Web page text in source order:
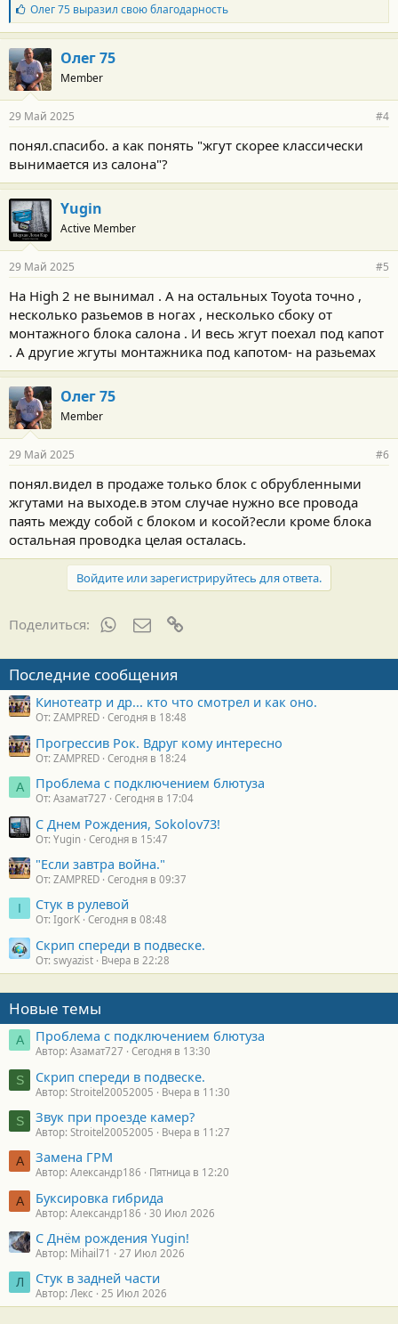
Б
л
а
г
о
д
а
н
с
т
и
:
Олег 75выразил свою благодарность
Олег 75
Member
29 Май 2025 #4
понял.спасибо. а как понять "жгут скорее классически
вынимается из салона"?
Yugin
Active Member
29 Май 2025 #5
На High 2 не вынимал . А на остальных Toyota точно ,
несколько разьемов в ногах , несколько сбоку от
монтажного блока салона . И весь жгут поехал под капот
. А другие жгуты монтажника под капотом- на разьемах
Олег 75
Member
29 Май 2025 #6
понял.видел в продаже только блок с обрубленными
жгутами на выходе.в этом случае нужно все провода
паять между собой с блоком и косой?если кроме блока
остальная проводка целая осталась.
Войдите или зарегистрируйтесь для ответа.
Поделиться: WhatsAppЭлектронная почта
Последние сообщения
Кинотеатр и др... кто что смотрел и как оно.
От: ZAMPRED Сегодня в 18:48
Прогрессив Рок. Вдруг кому интересно
От: ZAMPRED Сегодня в 18:24
А Проблема с подключением блютуза
От: Азамат727 Сегодня в 17:04
С Днем Рождения, Sokolov73!
От: Yugin Сегодня в 15:47
"Если завтра война."
От: ZAMPRED Сегодня в 09:37
I Стук в рулевой
От: IgorK Сегодня в 08:48
Скрип спереди в подвеске.
От: swyazist Вчера в 22:28
Новые темы
А Проблема с подключением блютуза
Автор: Азамат727 Сегодня в 13:30
S Скрип спереди в подвеске.
Автор: Stroitel20052005 Вчера в 11:30
S Звук при проезде камер?
Автор: Stroitel20052005 Вчера в 11:27
А Замена ГРМ
Автор: Александр186 Пятница в 12:20
А Буксировка гибрида
Автор: Александр186 30 Июл 2026
С Днём рождения Yugin!
Автор: Mihail71 27 Июл 2026
Л Стук в задней части
Автор: Лекс 25 Июл 2026